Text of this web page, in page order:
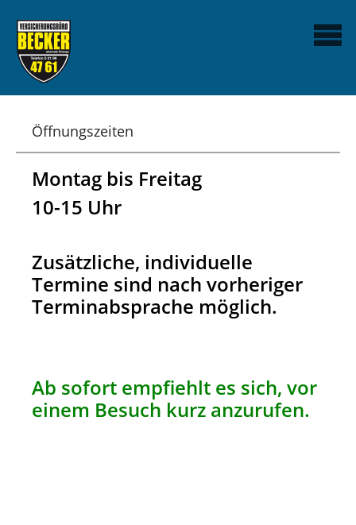
Öffnungszeiten
Montag bis Freitag
10-15 Uhr
Zusätzliche, individuelle
Termine sind nach vorheriger
Terminabsprache möglich.
Ab sofort empfiehlt es sich, vor
einem Besuch kurz anzurufen.